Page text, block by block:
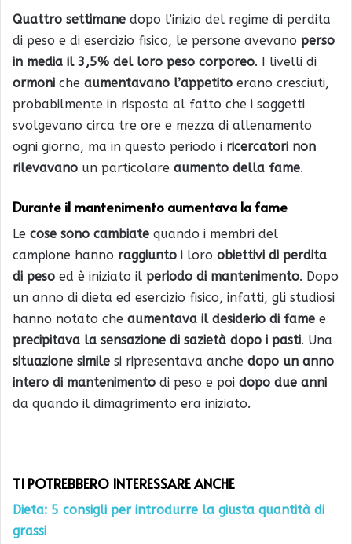
Quattro settimane dopo l’inizio del regime di perdita
di peso e di esercizio fisico, le persone avevano perso
in media il 3,5% del loro peso corporeo. I livelli di
ormoni che aumentavano l’appetito erano cresciuti,
probabilmente in risposta al fatto che i soggetti
svolgevano circa tre ore e mezza di allenamento
ogni giorno, ma in questo periodo i ricercatori non
rilevavano un particolare aumento della fame.
Durante il mantenimento aumentava la fame
Le cose sono cambiate quando i membri del
campione hanno raggiunto i loro obiettivi di perdita
di peso ed è iniziato il periodo di mantenimento. Dopo
un anno di dieta ed esercizio fisico, infatti, gli studiosi
hanno notato che aumentava il desiderio di fame e
precipitava la sensazione di sazietà dopo i pasti. Una
situazione simile si ripresentava anche dopo un anno
intero di mantenimento di peso e poi dopo due anni
da quando il dimagrimento era iniziato.
TI POTREBBERO INTERESSARE ANCHE
Dieta: 5 consigli per introdurre la giusta quantità di
grassi